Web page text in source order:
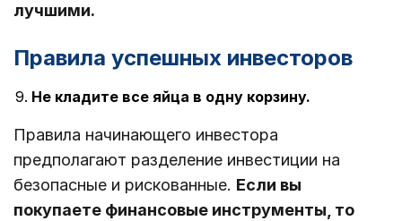
лучшими.
Правила успешных инвесторов
Не кладите все яйца в одну корзину.
Правила начинающего инвестора
предполагают разделение инвестиции на
безопасные и рискованные. Если вы
покупаете финансовые инструменты, то